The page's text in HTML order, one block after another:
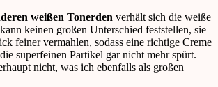
weißen Tonerden verhält sich die weiße
keinen großen Unterschied feststellen, sie
feiner vermahlen, sodass eine richtige Creme
superfeinen Partikel gar nicht mehr spürt.
nicht, was ich ebenfalls als großen